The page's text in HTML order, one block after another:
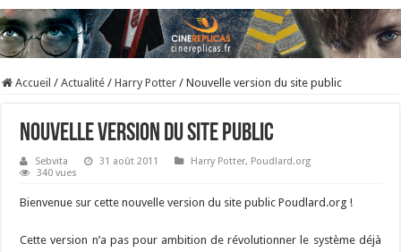
Accueil / Actualité / Harry Potter / Nouvelle version du site public
Nouvelle version du site public
Sebvita 31 août 2011 Harry Potter, Poudlard.org
340 vues
Bienvenue sur cette nouvelle version du site public Poudlard.org !
Cette version n’a pas pour ambition de révolutionner le système déjà